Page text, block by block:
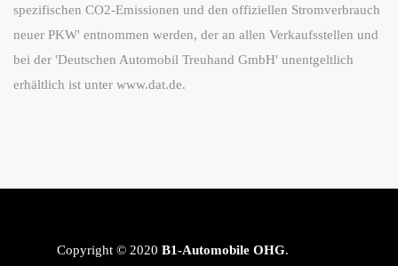
spezifischen CO2-Emissionen und den offiziellen Stromverbrauch
neuer PKW' entnommen werden, der an allen Verkaufsstellen und
bei der 'Deutschen Automobil Treuhand GmbH' unentgeltlich
erhältlich ist unter www.dat.de.
Copyright © 2020 B1-Automobile OHG.